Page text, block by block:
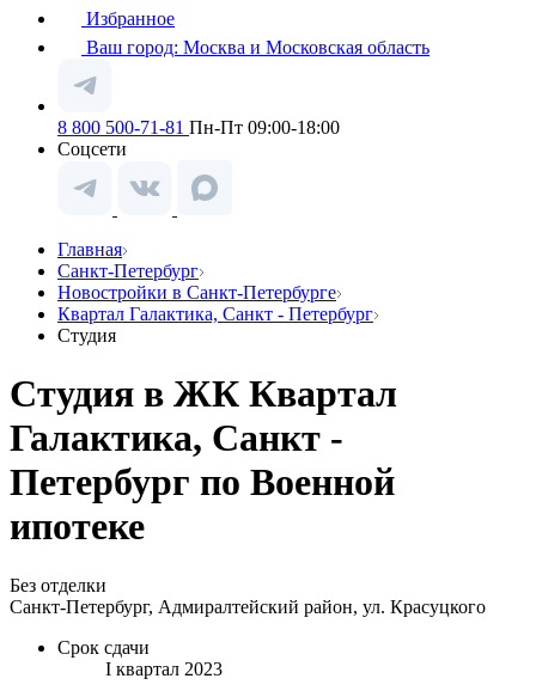
Избранное
Ваш город: Москва и Московская область
8 800 500-71-81 Пн-Пт 09:00-18:00
Соцсети
Главная
Санкт-Петербург
Новостройки в Санкт-Петербурге
Квартал Галактика, Санкт - Петербург
Студия
Студия в ЖК Квартал
Галактика, Санкт -
Петербург по Военной
ипотеке
Без отделки
Санкт-Петербург, Адмиралтейский район, ул. Красуцкого
Срок сдачи
I квартал 2023